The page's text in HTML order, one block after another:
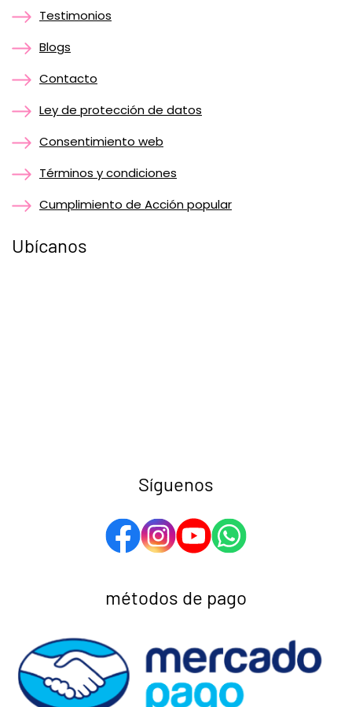
Testimonios
Blogs
Contacto
Ley de protección de datos
Consentimiento web
Términos y condiciones
Cumplimiento de Acción popular
Ubícanos
Síguenos
métodos de pago